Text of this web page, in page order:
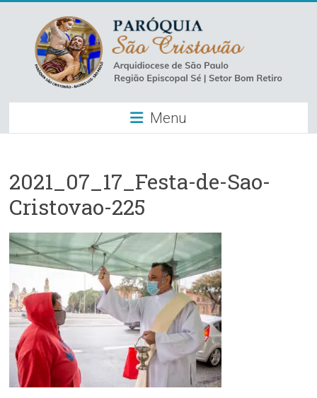
content
Paróquia
São
–
Luz
Arquidiocese
de
Paulo
–
Região
Episcopal
Sé
Setor
Menu
2021_07_17_Festa-de-Sao-
Cristovao-225